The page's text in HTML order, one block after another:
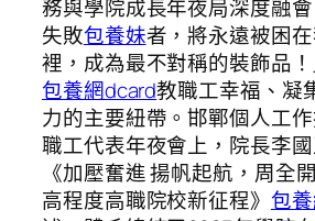
務與學院成長年夜局深度融會
失敗包養妹者，將永遠被困
裡，成為最不對稱的裝飾品
包養網dcard教職工幸福、凝
力的主要紐帶。邯鄲個人工
職工代表年夜會上，院長李
《加壓奮進 揚帆起航，周全
高程度高職院校新征程》 包